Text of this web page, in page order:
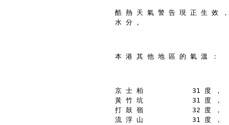
酷 熱 天 氣 警 告 現 正 生 效
水 分 。
本 港 其 他 地 區 的 氣 溫 ：
京 士 柏            31 度 ，
黃 竹 坑            31 度 ，
打 鼓 嶺            32 度 ，
流 浮 山            31 度 ，